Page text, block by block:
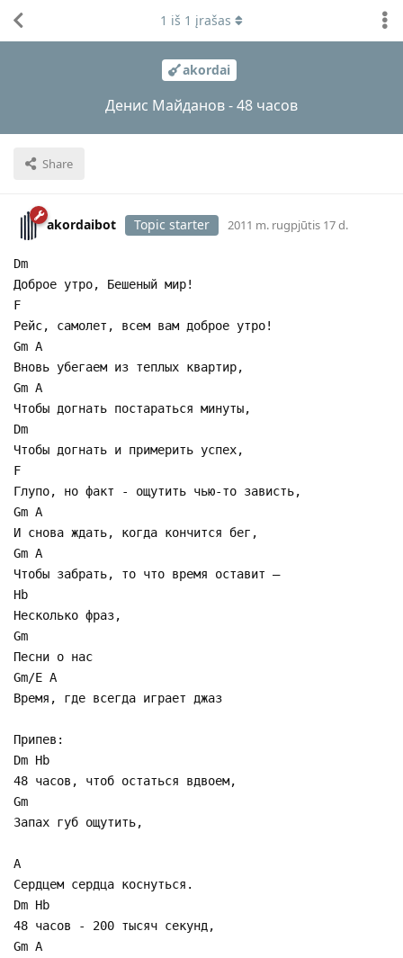
akordai
Денис Майданов - 48 часов
Share
1 iš 1 įrašas
akordaibot Topic starter 2011 m. rugpjūtis 17 d.
Dm
Доброе утро, Бешеный мир!
F
Рейс, самолет, всем вам доброе утро!
Gm A
Вновь убегаем из теплых квартир,
Gm A
Чтобы догнать постараться минуты,
Dm
Чтобы догнать и примерить успех,
F
Глупо, но факт - ощутить чью-то зависть,
Gm A
И снова ждать, когда кончится бег,
Gm A
Чтобы забрать, то что время оставит –
Hb
Несколько фраз,
Gm
Песни о нас
Gm/E A
Время, где всегда играет джаз
Припев:
Dm Hb
48 часов, чтоб остаться вдвоем,
Gm
Запах губ ощутить,
A
Сердцем сердца коснуться.
Dm Hb
48 часов - 200 тысяч секунд,
Gm A